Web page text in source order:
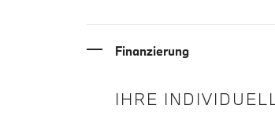
Finanzierung
IHRE